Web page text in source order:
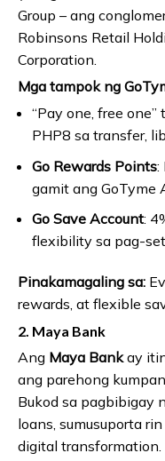
Group – ang
Robinsons Retail
Corporation.
Mga tampok ng
“Pay one, free
PHP8 sa transfer,
Go Rewards Points:
gamit ang GoTyme
Go Save Account:
flexibility sa pag-
Pinakamagaling sa:
rewards, at flexible
2. Maya Bank
Ang Maya Bankay
ang parehong
Bukod sa pagbibigay
loans, sumusuporta
digital transformation.